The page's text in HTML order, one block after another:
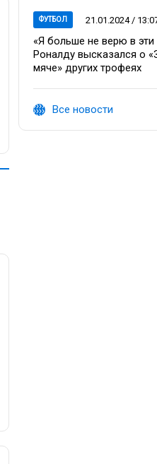
ФУТБОЛ 21.01.2024 /
«Я больше не верю в эти
Роналду высказался о
мяче» других трофеях
Все новости